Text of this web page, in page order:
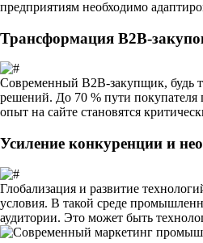
предприятиям необходимо
Трансформация B2B-
Современный B2B-закупщик, будь
решений. До 70 % пути покупателя
опыт на сайте становятся
Усиление конкуренции и
Глобализация и развитие
условия. В такой среде
аудитории. Это может быть